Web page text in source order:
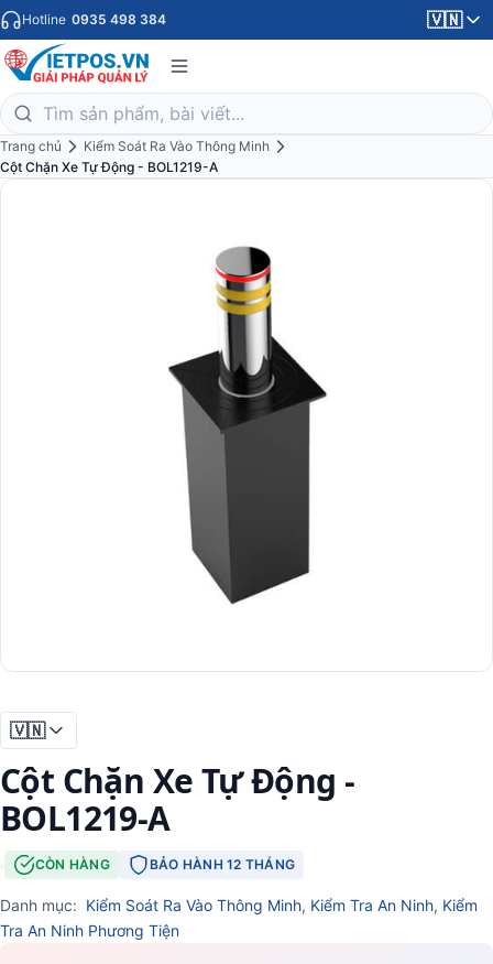
Hotline 0935 498 384 🇻🇳
Trang chủ
Kiểm Soát Ra Vào Thông Minh
Cột Chặn Xe Tự Động - BOL1219-A
🇻🇳
Cột Chặn Xe Tự Động -
BOL1219-A
· CÒN HÀNG BẢO HÀNH 12 THÁNG
Danh mục: Kiểm Soát Ra Vào Thông Minh, Kiểm Tra An Ninh, Kiểm
Tra An Ninh Phương Tiện